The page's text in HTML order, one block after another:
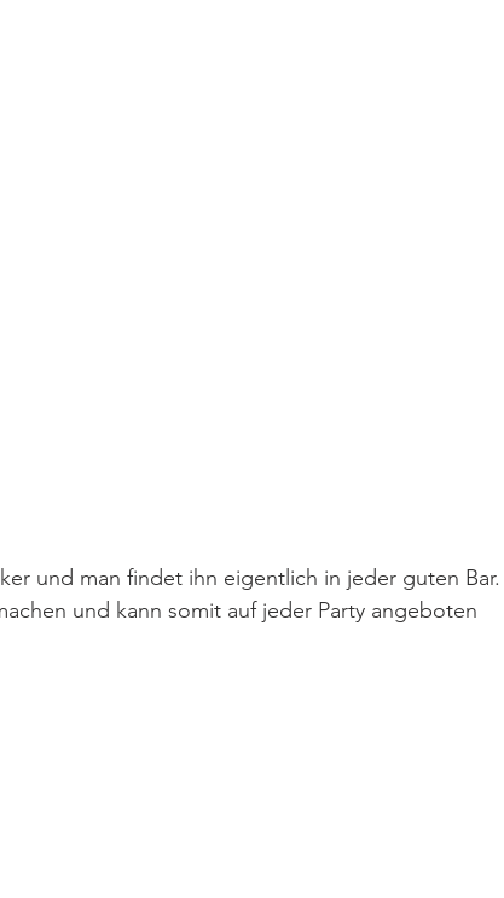
und man findet ihn eigentlich in jeder guten Bar.
und kann somit auf jeder Party angeboten